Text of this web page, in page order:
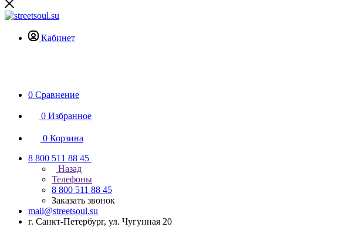
Кабинет
0 Сравнение
0 Избранное
0 Корзина
8 800 511 88 45
Назад
Телефоны
8 800 511 88 45
Заказать звонок
mail@streetsoul.su
г. Санкт-Петербург, ул. Чугунная 20